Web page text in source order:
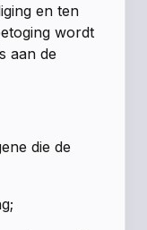
en ten
wordt
aan de
die de